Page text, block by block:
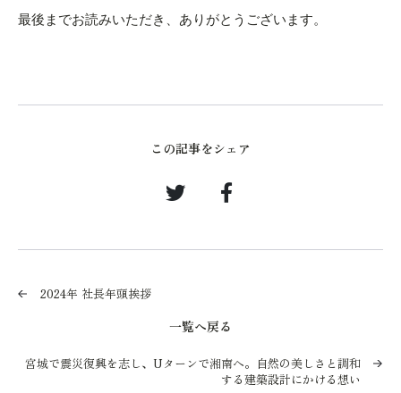
最後までお読みいただき、ありがとうございます。
この記事をシェア
2024年 社長年頭挨拶
一覧へ戻る
宮城で震災復興を志し、Uターンで湘南へ。自然の美しさと調和
する建築設計にかける想い